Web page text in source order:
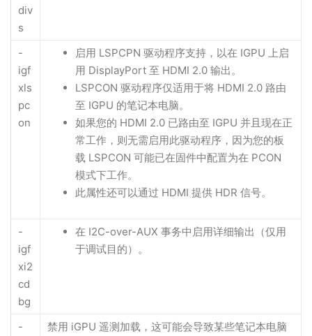
div
s
-
igf
xls
pc
on
启用 LSPCPN 驱动程序支持，以在 IGPU 上启
用 DisplayPort 至 HDMI 2.0 输出。
LSPCON 驱动程序仅适用于将 HDMI 2.0 路由
至 IGPU 的笔记本电脑。
如果您的 HDMI 2.0 已路由至 IGPU 并且现在正
常工作，则无需启用此驱动程序，因为您的板
载 LSPCON 可能已在固件中配置为在 PCON
模式下工作。
此属性还可以通过 HDMI 提供 HDR 信号。
-
igf
xi2
cd
bg
在 I2C-over-AUX 事务中启用详细输出（仅用
于调试目的）。
-
禁用 iGPU 遥测加载，这可能会导致某些笔记本电脑